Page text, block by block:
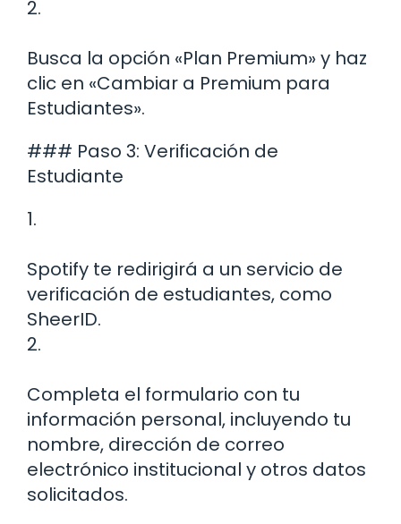
2.
Busca la opción «Plan Premium» y haz
clic en «Cambiar a Premium para
Estudiantes».
### Paso 3: Verificación de
Estudiante
1.
Spotify te redirigirá a un servicio de
verificación de estudiantes, como
SheerID.
2.
Completa el formulario con tu
información personal, incluyendo tu
nombre, dirección de correo
electrónico institucional y otros datos
solicitados.